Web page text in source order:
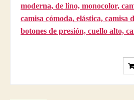
moderna, de lino, monocolor,
camisa cómoda, elástica, camisa
botones de presión, cuello alto,